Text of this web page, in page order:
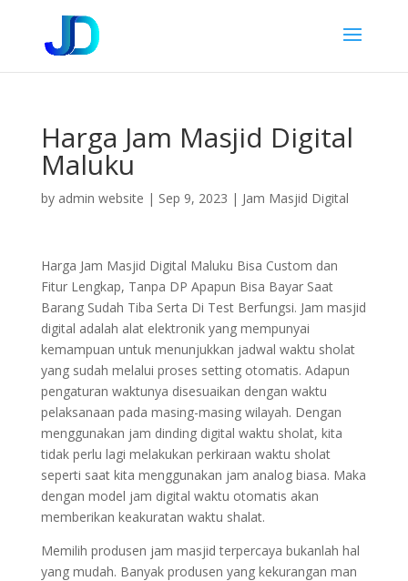
Harga Jam Masjid Digital
Maluku
by admin website | Sep 9, 2023 | Jam Masjid Digital
Harga Jam Masjid Digital Maluku Bisa Custom dan
Fitur Lengkap, Tanpa DP Apapun Bisa Bayar Saat
Barang Sudah Tiba Serta Di Test Berfungsi. Jam masjid
digital adalah alat elektronik yang mempunyai
kemampuan untuk menunjukkan jadwal waktu sholat
yang sudah melalui proses setting otomatis. Adapun
pengaturan waktunya disesuaikan dengan waktu
pelaksanaan pada masing-masing wilayah. Dengan
menggunakan jam dinding digital waktu sholat, kita
tidak perlu lagi melakukan perkiraan waktu sholat
seperti saat kita menggunakan jam analog biasa. Maka
dengan model jam digital waktu otomatis akan
memberikan keakuratan waktu shalat.
Memilih produsen jam masjid terpercaya bukanlah hal
yang mudah. Banyak produsen yang kekurangan man